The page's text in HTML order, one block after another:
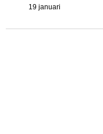
19 januari